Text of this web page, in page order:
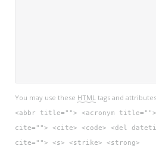
You may use these HTMLtags and
<abbr title=""> <acronym title="">
cite=""> <cite> <code> <del
cite=""> <s> <strike> <strong>